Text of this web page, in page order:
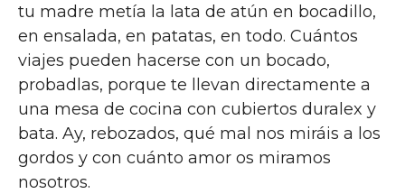
tu madre metía la lata de atún en bocadillo,
en ensalada, en patatas, en todo. Cuántos
viajes pueden hacerse con un bocado,
probadlas, porque te llevan directamente a
una mesa de cocina con cubiertos duralex y
bata. Ay, rebozados, qué mal nos miráis a los
gordos y con cuánto amor os miramos
nosotros.